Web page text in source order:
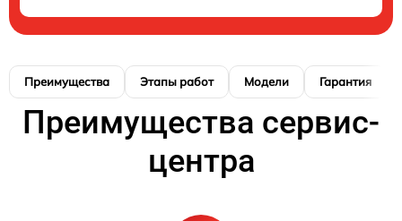
Преимущества Этапы работ Модели Гарантия
Преимущества сервис-
центра